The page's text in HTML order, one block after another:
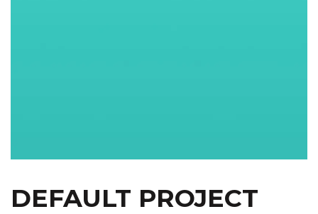
DEFAULT PROJECT